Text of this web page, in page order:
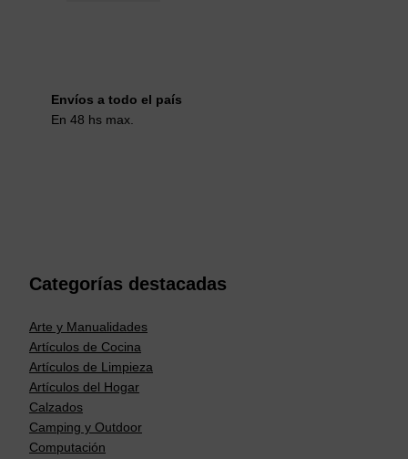
Envíos a todo el país
En 48 hs max.
Categorías destacadas
Arte y Manualidades
Artículos de Cocina
Artículos de Limpieza
Artículos del Hogar
Calzados
Camping y Outdoor
Computación